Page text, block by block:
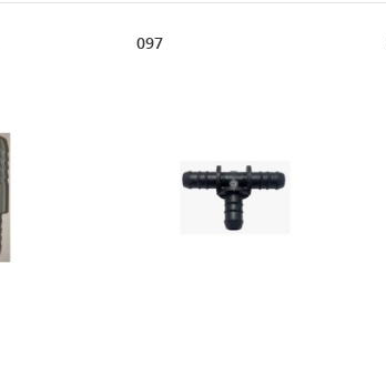
097